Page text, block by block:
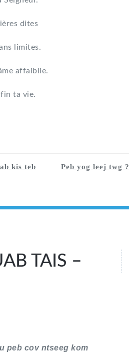
dites
limites.
affaiblie.
ta vie.
kis teb Peb yog leej twg ?
TAIS –
peb cov ntseeg kom